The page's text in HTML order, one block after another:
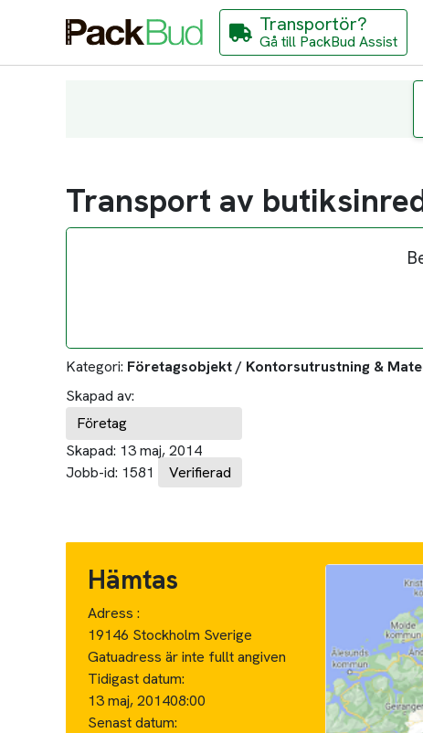
Transportör?
Gå till PackBud Assist
Transport av
Kategori: Företagsobjekt / Kontorsutrustning &
Skapad av:
Företag
Skapad: 13 maj, 2014
Jobb-id: 1581 Verifierad
Hämtas
Adress :
19146 Stockholm Sverige
Gatuadress är inte fullt angiven
Tidigast datum:
13 maj, 201408:00
Senast datum: